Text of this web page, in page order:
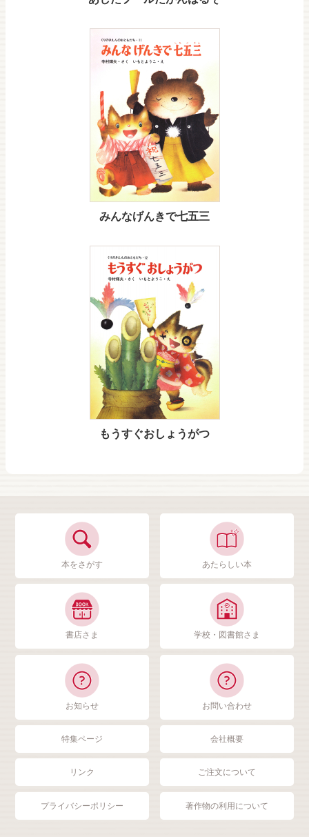
みんなげんきで七五三
もうすぐおしょうがつ
本をさがす あたらしい本
書店さま 学校・図書館さま
お知らせ お問い合わせ
特集ページ 会社概要
リンク ご注文について
プライバシーポリシー 著作物の利用について